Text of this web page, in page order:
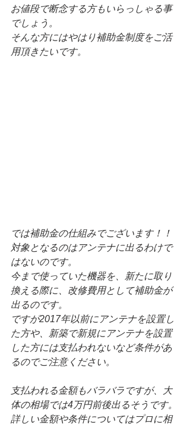
お値段で断念する方もいらっしゃる事
でしょう。
そんな方にはやはり補助金制度をご活
用頂きたいです。
では補助金の仕組みでございます！！
対象となるのはアンテナに出るわけで
はないのです。
今まで使っていた機器を、新たに取り
換える際に、改修費用として補助金が
出るのです。
ですが2017年以前にアンテナを設置し
た方や、新築で新規にアンテナを設置
した方には支払われないなど条件があ
るのでご注意ください。
支払われる金額もバラバラですが、大
体の相場では4万円前後出るそうです。
詳しい金額や条件についてはプロに相